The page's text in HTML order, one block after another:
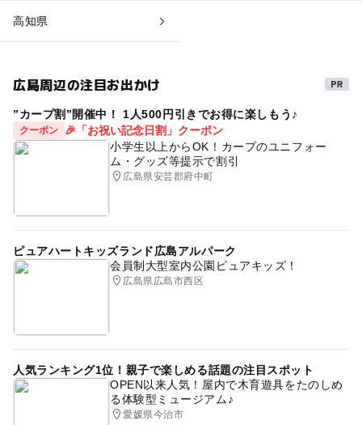
高知県
広島周辺の注目お出かけ
”カープ割”開催中！ 1人500円引きでお得に楽しもう♪
クーポン
🎉「お祝い記念日割」クーポン
小学生以上からOK！カープのユニフォー
ム・グッズ等提示で割引
広島県安芸郡府中町
ピュアハートキッズランド広島アルパーク
会員制大型室内公園ピュアキッズ！
広島県広島市西区
人気ランキング1位！親子で楽しめる話題の注目スポット
OPEN以来人気！屋内で木育遊具をたのしめ
る体験型ミュージアム♪
愛媛県今治市